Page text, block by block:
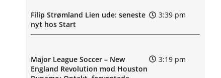
Filip Strømland Lien ude: seneste
nyt hos Start
3:39 pm
Major League Soccer – New
England Revolution mod Houston
3:19 pm